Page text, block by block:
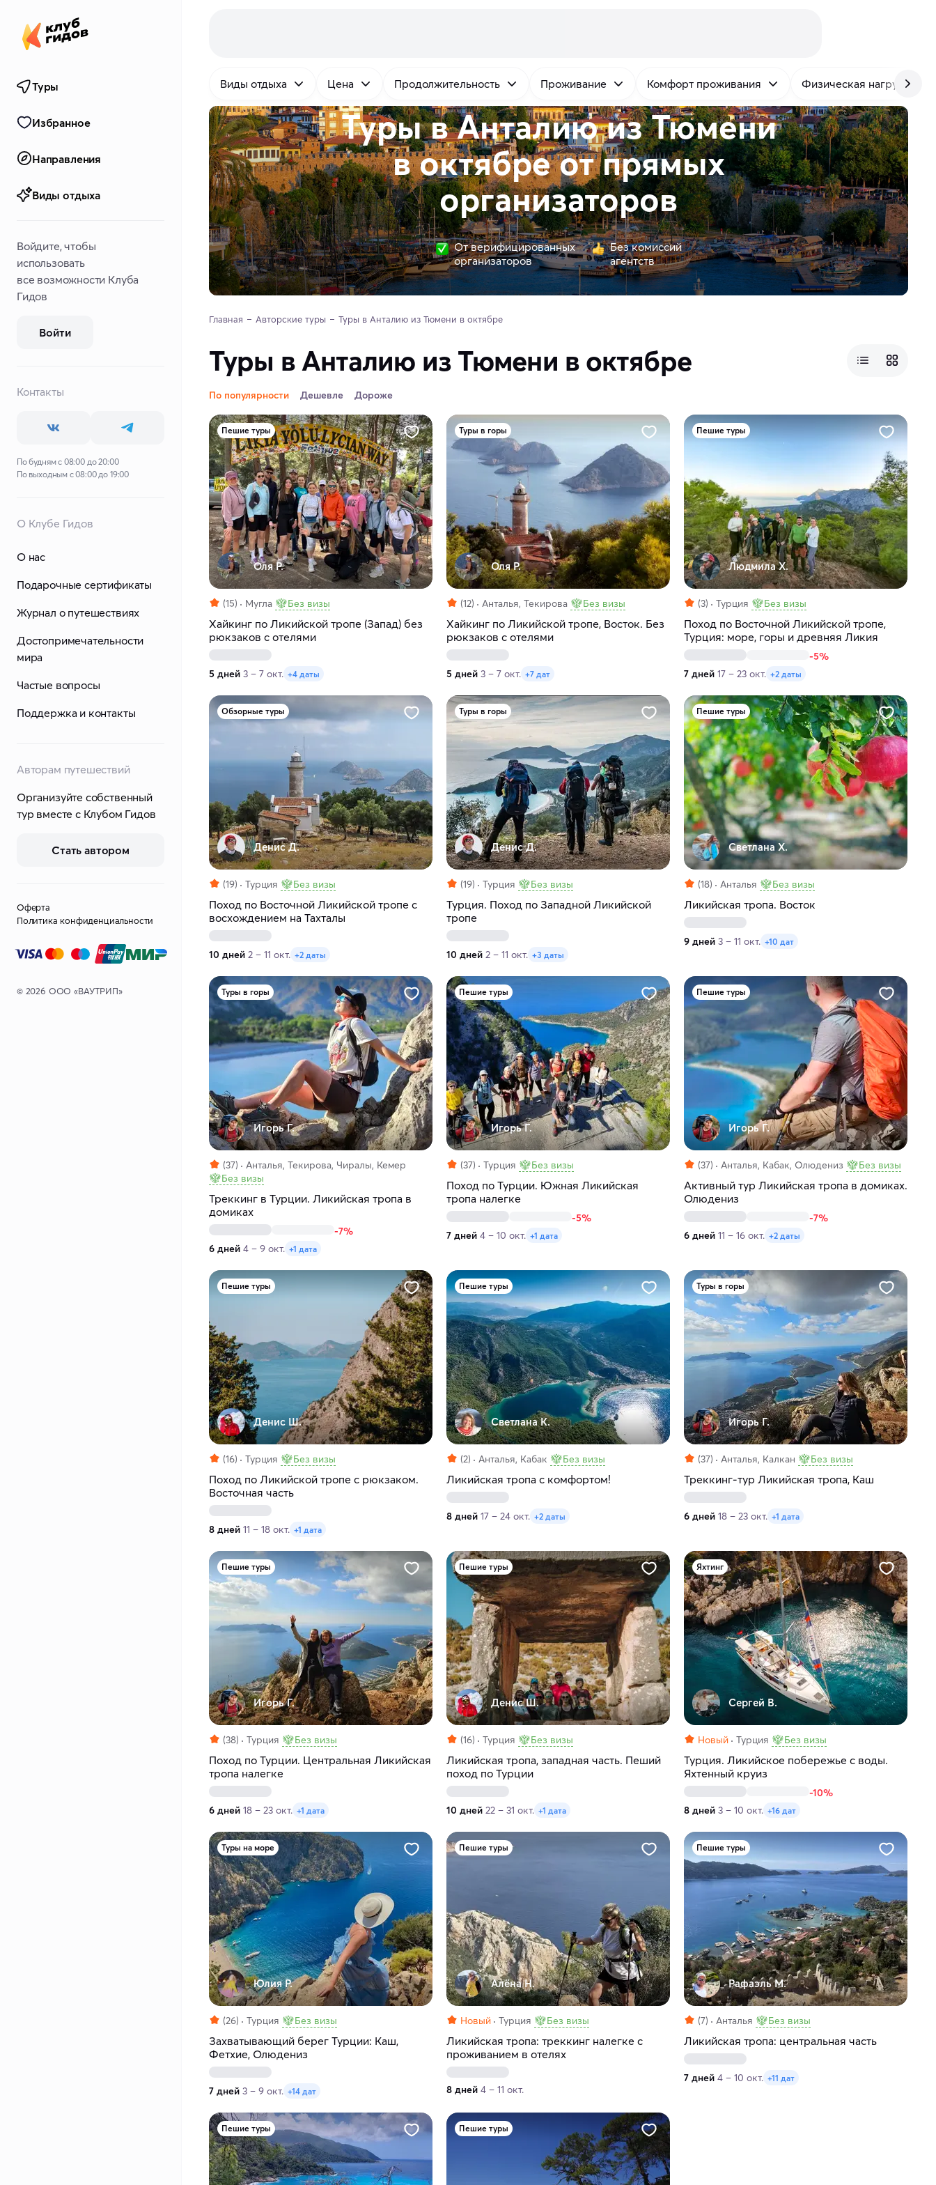
Туры
Избранное
Направления
Виды отдыха
Войдите, чтобы
использовать
все возможности Клуба
Гидов
Войти
Контакты
По будням с 08:00 до 20:00
По выходным с 08:00 до 19:00
О Клубе Гидов
О нас
Подарочные сертификаты
Журнал о путешествиях
Достопримечательности
мира
Частые вопросы
Поддержка и контакты
Авторам путешествий
Организуйте собственный
тур вместе с Клубом Гидов
Стать автором
Оферта
Политика конфиденциальности
© 2026 ООО «ВАУТРИП»
Виды отдыха Цена Продолжительность Проживание Комфорт проживания Физическая нагрузка
Туры в Анталию из Тюмени
в октябре отпрямых
организаторов
От верифицированных
организаторов
Без комиссий
агентств
Главная Авторские туры Туры в Анталию из Тюмени в октябре
Туры в Анталию из Тюмени в октябре
По популярности Дешевле Дороже
Пешие туры
Оля Р.
(15) Мугла Без визы
Хайкинг по Ликийской тропе (Запад) без
рюкзаков с отелями
5 дней 3 – 7 окт. +4 даты
Туры в горы
Оля Р.
(12) Анталья, Текирова Без визы
Хайкинг по Ликийской тропе, Восток. Без
рюкзаков с отелями
5 дней 3 – 7 окт. +7 дат
Пешие туры
Людмила Х.
(3) Турция Без визы
Поход по Восточной Ликийской тропе,
Турция: море, горы и древняя Ликия
-5%
7 дней 17 – 23 окт. +2 даты
Обзорные туры
Денис Д.
(19) Турция Без визы
Поход по Восточной Ликийской тропе с
восхождением на Тахталы
10 дней 2 – 11 окт. +2 даты
Туры в горы
Денис Д.
(19) Турция Без визы
Турция. Поход по Западной Ликийской
тропе
10 дней 2 – 11 окт. +3 даты
Пешие туры
Светлана Х.
(18) Анталья Без визы
Ликийская тропа. Восток
9 дней 3 – 11 окт. +10 дат
Туры в горы
Игорь Г.
(37)
Анталья, Текирова, Чиралы, Кемер
Без визы
Треккинг в Турции. Ликийская тропа в
домиках
-7%
6 дней 4 – 9 окт. +1 дата
Пешие туры
Игорь Г.
(37) Турция Без визы
Поход по Турции. Южная Ликийская
тропа налегке
-5%
7 дней 4 – 10 окт. +1 дата
Пешие туры
Игорь Г.
(37) Анталья, Кабак, Олюдениз Без визы
Активный тур Ликийская тропа в домиках.
Олюдениз
-7%
6 дней 11 – 16 окт. +2 даты
Пешие туры
Денис Ш.
(16) Турция Без визы
Поход по Ликийской тропе с рюкзаком.
Восточная часть
8 дней 11 – 18 окт. +1 дата
Пешие туры
Светлана К.
(2) Анталья, Кабак Без визы
Ликийская тропа с комфортом!
8 дней 17 – 24 окт. +2 даты
Туры в горы
Игорь Г.
(37) Анталья, Калкан Без визы
Треккинг-тур Ликийская тропа, Каш
6 дней 18 – 23 окт. +1 дата
Пешие туры
Игорь Г.
(38) Турция Без визы
Поход по Турции. Центральная Ликийская
тропа налегке
6 дней 18 – 23 окт. +1 дата
Пешие туры
Денис Ш.
(16) Турция Без визы
Ликийская тропа, западная часть. Пеший
поход по Турции
10 дней 22 – 31 окт. +1 дата
Яхтинг
Сергей В.
Новый Турция Без визы
Турция. Ликийское побережье с воды.
Яхтенный круиз
-10%
8 дней 3 – 10 окт. +16 дат
Туры на море
Юлия Р.
(26) Турция Без визы
Захватывающий берег Турции: Каш,
Фетхие, Олюдениз
7 дней 3 – 9 окт. +14 дат
Пешие туры
Алёна Н.
Новый Турция Без визы
Ликийская тропа: треккинг налегке с
проживанием в отелях
8 дней 4 – 11 окт.
Пешие туры
Рафаэль М.
(7) Анталья Без визы
Ликийская тропа: центральная часть
7 дней 4 – 10 окт. +11 дат
Пешие туры Пешие туры